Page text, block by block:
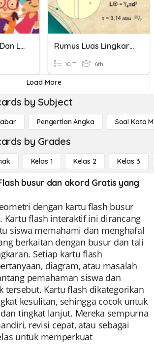
Panjang Busur Dan Luas Juring Rumus Luas Lingkaran, Juring, Dan Panjang Busur. Kls 6
10 T 6th
Load More
by Subject
Pengertian Angka Soal Kata
by Grades
Kelas 1 Kelas 2 Kelas 3
busur dan akord Gratis yang
dengan kartu flash busur
Kartu flash interaktif ini dirancang
siswa memahami dan menghafal
berkaitan dengan busur dan tali
Setiap kartu flash
diagram, atau masalah
pemahaman siswa dan
tersebut. Kartu flash dikategorikan
kesulitan, sehingga cocok untuk
tingkat lanjut. Mereka sempurna
revisi cepat, atau sebagai
untuk memperkuat